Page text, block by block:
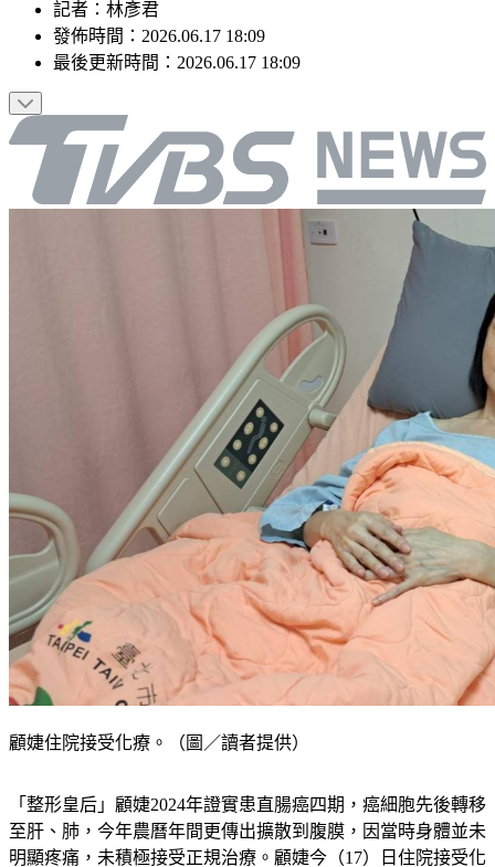
記者 ： 林彥君
發佈時間： 2026.06.17 18:09
最後更新時間： 2026.06.17 18:09
顧婕住院接受化療。（圖／讀者提供）
「整形皇后」顧婕2024年證實患直腸癌四期，癌細胞先後轉移
至肝、肺，今年農曆年間更傳出擴散到腹膜，因當時身體並未
明顯疼痛，未積極接受正規治療。顧婕今（17）日住院接受化